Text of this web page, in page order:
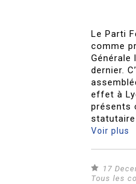
Le Parti
comme
Générale
dernier.
effet à
présents
Voir plus
17
Tous les